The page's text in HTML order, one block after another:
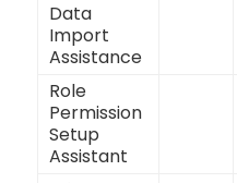
Data
Import
Assistance
Role
Permission
Setup
Assistant